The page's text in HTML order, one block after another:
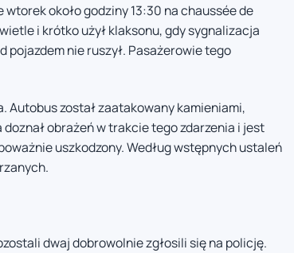
około godziny 13:30 na chaussée de
i krótko użył klaksonu, gdy sygnalizacja
pojazdem nie ruszył. Pasażerowie tego
Autobus został zaatakowany kamieniami,
obrażeń w trakcie tego zdarzenia i jest
uszkodzony. Według wstępnych ustaleń
dwaj dobrowolnie zgłosili się na policję.